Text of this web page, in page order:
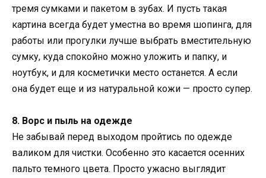
тремя сумками и пакетом в зубах. И пусть такая
картина всегда будет уместна во время шопинга, для
работы или прогулки лучше выбрать вместительную
сумку, куда спокойно можно уложить и папку, и
ноутбук, и для косметички место останется. А если
она будет еще и из натуральной кожи — просто супер.
8. Ворс и пыль на одежде
Не забывай перед выходом пройтись по одежде
валиком для чистки. Особенно это касается осенних
пальто темного цвета. Просто ужасно выглядит